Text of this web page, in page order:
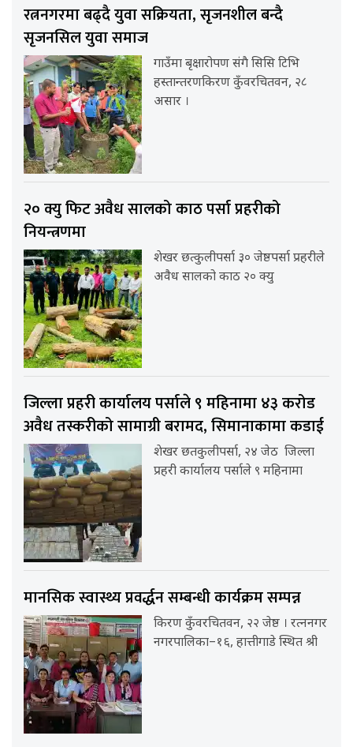
रत्ननगरमा बढ्दै युवा सक्रियता, सृजनशील बन्दै
सृजनसिल युवा समाज
गाउँमा बृक्षारोपण संगै सिसि टिभि
हस्तान्तरणकिरण कुँवरचितवन, २८
असार ।
२० क्यु फिट अवैध सालको काठ पर्सा प्रहरीको
नियन्त्रणमा
शेखर छत्कुलीपर्सा ३० जेष्ठपर्सा प्रहरीले
अवैध सालको काठ २० क्यु
जिल्ला प्रहरी कार्यालय पर्साले ९ महिनामा ४३ करोड
अवैध तस्करीको सामाग्री बरामद, सिमानाकामा कडाई
शेखर छतकुलीपर्सा, २४ जेठ जिल्ला
प्रहरी कार्यालय पर्साले ९ महिनामा
मानसिक स्वास्थ्य प्रवर्द्धन सम्बन्धी कार्यक्रम सम्पन्न
किरण कुँवरचितवन, २२ जेष्ठ । रत्ननगर
नगरपालिका–१६, हात्तीगाडे स्थित श्री